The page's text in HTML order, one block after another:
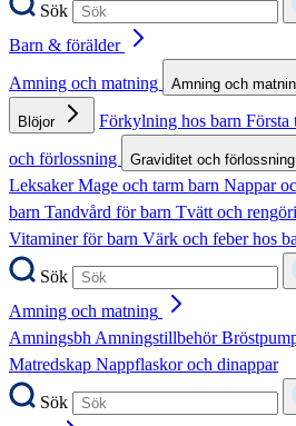
Sök
Barn & förälder
Amning och matning
Amning och
Blöjor Förkylning hos barn Första
och förlossning
Graviditet och förlossning
LeksakerMage och tarm barn Nappar
barn Tandvård för barn Tvätt och
Vitaminer för barn Värk och feber hos
Sök
Amning och matning
AmningsbhAmningstillbehör
Matredskap Nappflaskor och dinappar
Sök